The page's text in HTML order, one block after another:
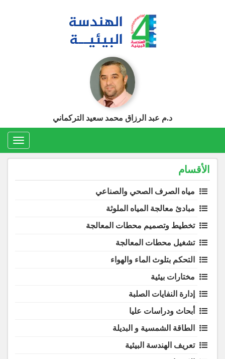
د.م عبد الرزاق محمد سعيد التركماني
الأقسام
مياه الصرف الصحي والصناعي
مبادئ معالجة المياه الملوثة
تخطيط وتصميم محطات المعالجة
تشغيل محطات المعالجة
التحكم بتلوث الماء والهواء
مختارات بيئية
إدارة النفايات الصلبة
أبحاث ودراسات عليا
الطاقة الشمسية و البديلة
تعريف الهندسة البيئية